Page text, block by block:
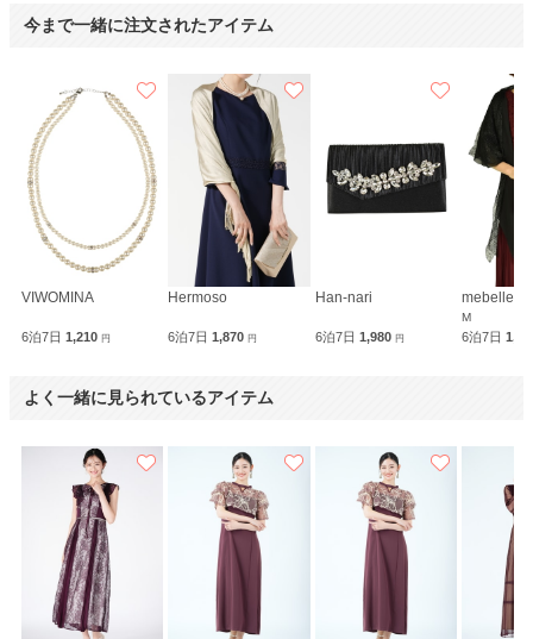
今まで一緒に注文されたアイテム
VIWOMINA
6泊7日 1,210 円
Hermoso
6泊7日1,870円
Han-nari
6泊7日 1,980 円
mebelle
M
6泊7日
よく一緒に見られているアイテム